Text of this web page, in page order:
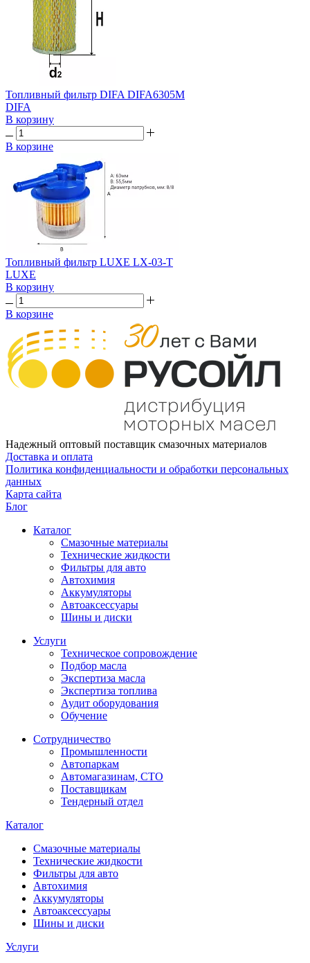
Топливный фильтр DIFA DIFA6305М
DIFA
В корзину
В корзине
Топливный фильтр LUXE LX-03-T
LUXE
В корзину
В корзине
Надежный оптовый поставщик смазочных материалов
Доставка и оплата
Политика конфиденциальности и обработки персональных
данных
Карта сайта
Блог
Каталог
Смазочные материалы
Технические жидкости
Фильтры для авто
Автохимия
Аккумуляторы
Автоаксессуары
Шины и диски
Услуги
Техническое сопровождение
Подбор масла
Экспертиза масла
Экспертиза топлива
Аудит оборудования
Обучение
Сотрудничество
Промышленности
Автопаркам
Автомагазинам, СТО
Поставщикам
Тендерный отдел
Каталог
Смазочные материалы
Технические жидкости
Фильтры для авто
Автохимия
Аккумуляторы
Автоаксессуары
Шины и диски
Услуги